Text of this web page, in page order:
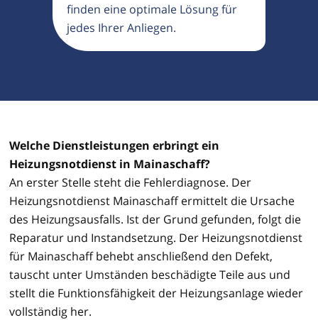
finden eine optimale Lösung für
jedes Ihrer Anliegen.
Welche Dienstleistungen erbringt ein
Heizungsnotdienst in Mainaschaff?
An erster Stelle steht die Fehlerdiagnose. Der
Heizungsnotdienst Mainaschaff ermittelt die Ursache
des Heizungsausfalls. Ist der Grund gefunden, folgt die
Reparatur und Instandsetzung. Der Heizungsnotdienst
für Mainaschaff behebt anschließend den Defekt,
tauscht unter Umständen beschädigte Teile aus und
stellt die Funktionsfähigkeit der Heizungsanlage wieder
vollständig her.